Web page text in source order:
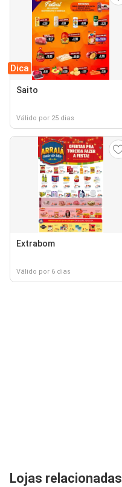
Dica
Saito
Válido por 25 dias
Extrabom
Válido por 6 dias
Lojas relacionadas